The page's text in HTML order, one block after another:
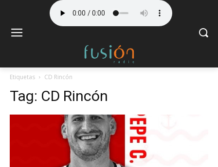
Etiquetas CD Rincón
Tag: CD Rincón